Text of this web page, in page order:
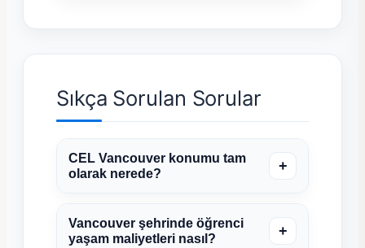
Sıkça Sorulan Sorular
CEL Vancouver konumu tam
olarak nerede?
+
Vancouver şehrinde öğrenci
yaşam maliyetleri nasıl?
+